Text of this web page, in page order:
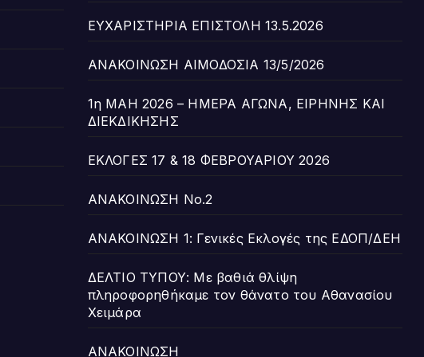
ΕΥΧΑΡΙΣΤΗΡΙΑ ΕΠΙΣΤΟΛΗ 13.5.2026
ΑΝΑΚΟΙΝΩΣΗ ΑΙΜΟΔΟΣΙΑ 13/5/2026
1η ΜΑΗ 2026 – ΗΜΕΡΑ ΑΓΩΝΑ, ΕΙΡΗΝΗΣ ΚΑΙ
ΔΙΕΚΔΙΚΗΣΗΣ
ΕΚΛΟΓΕΣ 17 & 18 ΦΕΒΡΟΥΑΡΙΟΥ 2026
ΑΝΑΚΟΙΝΩΣΗ Νο.2
ΑΝΑΚΟΙΝΩΣΗ 1: Γενικές Εκλογές της ΕΔΟΠ/ΔΕΗ
ΔΕΛΤΙΟ ΤΥΠΟΥ: Με βαθιά θλίψη
πληροφορηθήκαμε τον θάνατο του Αθανασίου
Χειμάρα
ΑΝΑΚΟΙΝΩΣΗ